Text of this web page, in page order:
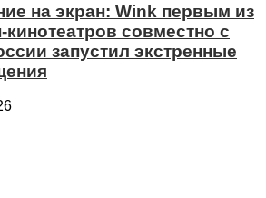
на экран: Wink первым из
кинотеатров совместно с
запустил экстренные